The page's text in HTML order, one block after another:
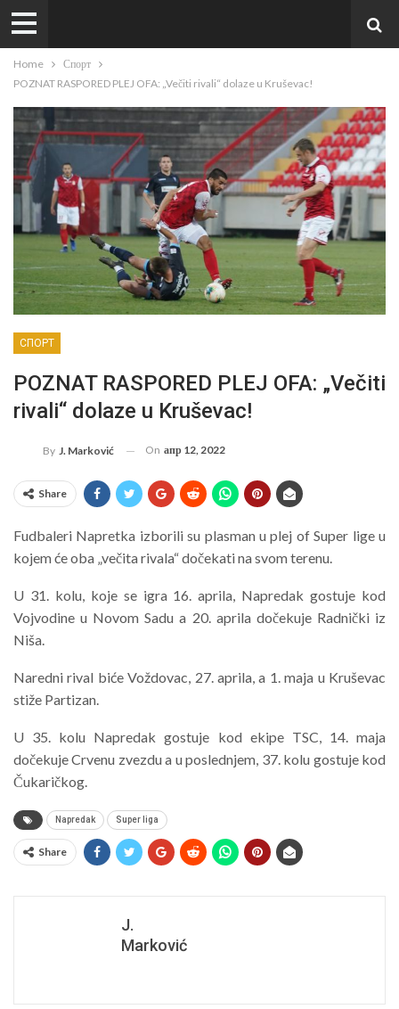
Home
Спорт
POZNAT RASPORED PLEJ OFA: „Večiti rivali“ dolaze u Kruševac!
СПОРТ
POZNAT RASPORED PLEJ OFA: „Večiti
rivali“ dolaze u Kruševac!
By J. Marković On апр 12, 2022
Share
Fudbaleri Napretka izborili su plasman u plej of Super lige u
kojem će oba „večita rivala“ dočekati na svom terenu.
U 31. kolu, koje se igra 16. aprila, Napredak gostuje kod
Vojvodine u Novom Sadu a 20. aprila dočekuje Radnički iz
Niša.
Naredni rival biće Voždovac, 27. aprila, a 1. maja u Kruševac
stiže Partizan.
U 35. kolu Napredak gostuje kod ekipe TSC, 14. maja
dočekuje Crvenu zvezdu a u poslednjem, 37. kolu gostuje kod
Čukaričkog.
Napredak Super liga
Share
J.
Marković